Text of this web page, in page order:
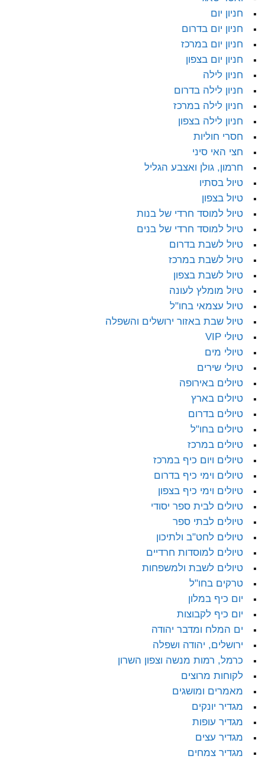
חניון יום
חניון יום בדרום
חניון יום במרכז
חניון יום בצפון
חניון לילה
חניון לילה בדרום
חניון לילה במרכז
חניון לילה בצפון
חסרי חוליות
חצי האי סיני
חרמון, גולן ואצבע הגליל
טיול בסתיו
טיול בצפון
טיול למוסד חרדי של בנות
טיול למוסד חרדי של בנים
טיול לשבת בדרום
טיול לשבת במרכז
טיול לשבת בצפון
טיול מומלץ לעונה
טיול עצמאי בחו"ל
טיול שבת באזור ירושלים והשפלה
טיולי VIP
טיולי מים
טיולי שירים
טיולים באירופה
טיולים בארץ
טיולים בדרום
טיולים בחו"ל
טיולים במרכז
טיולים ויום כיף במרכז
טיולים וימי כיף בדרום
טיולים וימי כיף בצפון
טיולים לבית ספר יסודי
טיולים לבתי ספר
טיולים לחט"ב ולתיכון
טיולים למוסדות חרדיים
טיולים לשבת ולמשפחות
טרקים בחו"ל
יום כיף במלון
יום כיף לקבוצות
ים המלח ומדבר יהודה
ירושלים, יהודה ושפלה
כרמל, רמות מנשה וצפון השרון
לקוחות מרוצים
מאמרים ומושגים
מגדיר יונקים
מגדיר עופות
מגדיר עצים
מגדיר צמחים